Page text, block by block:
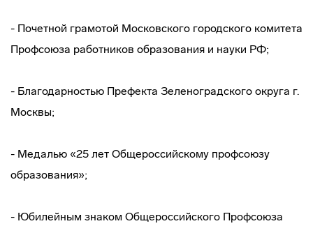
- Почетной грамотой Московского городского комитета
Профсоюза работников образования и науки РФ;
- Благодарностью Префекта Зеленоградского округа г.
Москвы;
- Медалью «25 лет Общероссийскому профсоюзу
образования»;
- Юбилейным знаком Общероссийского Профсоюза